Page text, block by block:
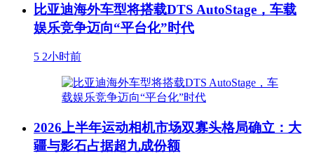
比亚迪海外车型将搭载DTS AutoStage，车载
娱乐竞争迈向“平台化”时代
5 2小时前
2026上半年运动相机市场双寡头格局确立：大
疆与影石占据超九成份额